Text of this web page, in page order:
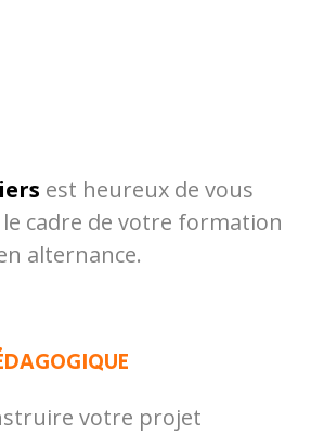
est heureux de vous
cadre de votre formation
alternance.
votre projet